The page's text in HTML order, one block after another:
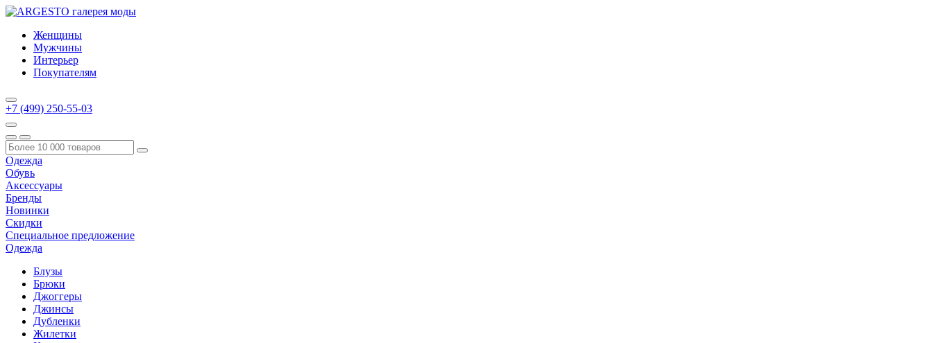
Женщины
Мужчины
Интерьер
Покупателям
+7 (499) 250-55-03
Одежда
Обувь
Аксессуары
Бренды
Новинки
Скидки
Специальное предложение
Одежда
Блузы
Брюки
Джоггеры
Джинсы
Дубленки
Жилетки